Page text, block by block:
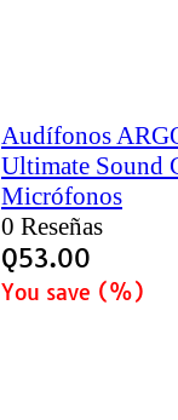
Audífonos
Ultimate Sound
Micrófonos
0 Reseñas
Q53.00
You save (%)